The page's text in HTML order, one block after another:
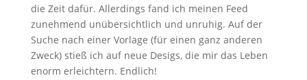
die Zeit dafür. Allerdings fand ich meinen Feed
zunehmend unübersichtlich und unruhig. Auf der
Suche nach einer Vorlage (für einen ganz anderen
Zweck) stieß ich auf neue Desigs, die mir das Leben
enorm erleichtern. Endlich!